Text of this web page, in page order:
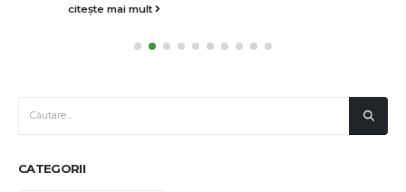
citește mai mult
CATEGORII